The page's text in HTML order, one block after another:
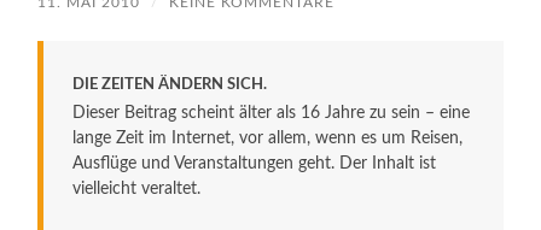
DIE ZEITEN ÄNDERN SICH.
Dieser Beitrag scheint älter als 16 Jahre zu sein – eine
lange Zeit im Internet, vor allem, wenn es um Reisen,
Ausflüge und Veranstaltungen geht. Der Inhalt ist
vielleicht veraltet.